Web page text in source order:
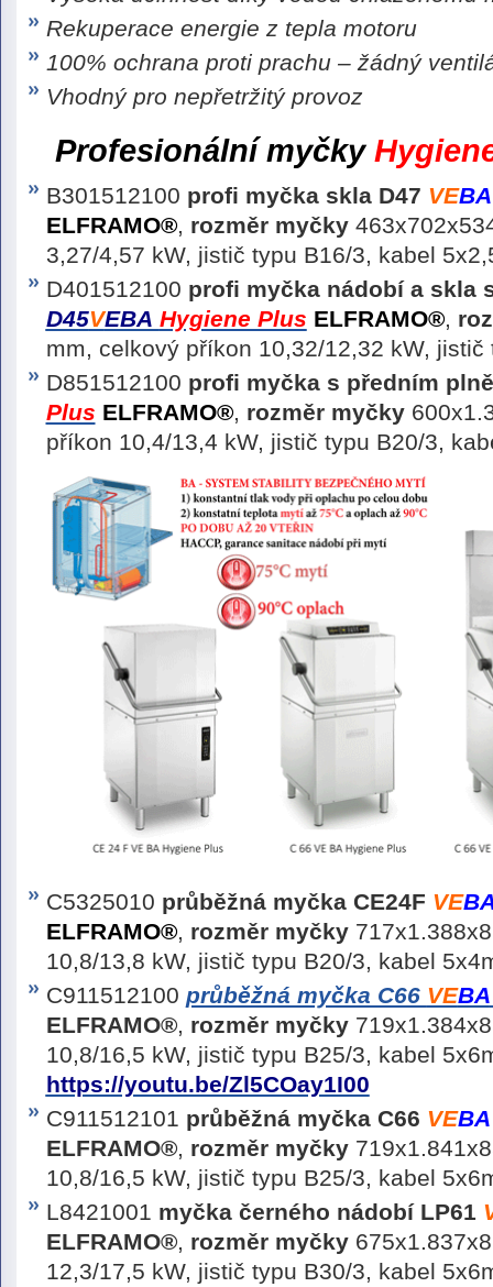
Rekuperace energie z tepla motoru
100% ochrana proti prachu – žádný
Vhodný pro nepřetržitý provoz
Profesionální myčky
B301512100 profi myčka skla D47 VEBA
ELFRAMO®, rozměr myčky
3,27/4,57 kW, jistič typu B16/3, kabel
D401512100 profi myčka nádobí a skla
D45VEBA Hygiene Plus ELFRAMO®,
mm, celkový příkon 10,32/12,32 kW,
D851512100 profi myčka s předním
Plus ELFRAMO®, rozměr myčky
příkon 10,4/13,4 kW, jistič typu B20/3,
C5325010 průběžná myčka CE24F VE
ELFRAMO®, rozměr myčky
10,8/13,8 kW, jistič typu B20/3, kabel
C911512100 průběžná myčka C66 VEBA
ELFRAMO®, rozměr myčky
10,8/16,5 kW, jistič typu B25/3, kabel
https://youtu.be/Zl5COay1I00
C911512101 průběžná myčka C66 VEBA
ELFRAMO®, rozměr myčky
10,8/16,5 kW, jistič typu B25/3, kabel
L8421001 myčka černého nádobí LP61
ELFRAMO®, rozměr myčky
12,3/17,5 kW, jistič typu B30/3, kabel